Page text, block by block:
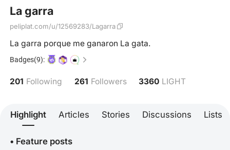
La garra
peliplat.com/u/12569283/Lagarra
La garra porque me ganaron La gata.
Badges(9):
201 Following 261 Followers 3360 LIGHT
Highlight Articles Stories Discussions Lists
• Feature posts